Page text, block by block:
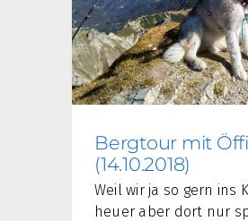
Bergtour mit
(14.10.2018)
Weil wir ja so gern ins
heuer aber dort nur